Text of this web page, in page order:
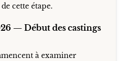
cette étape.
— Début des castings
à examiner